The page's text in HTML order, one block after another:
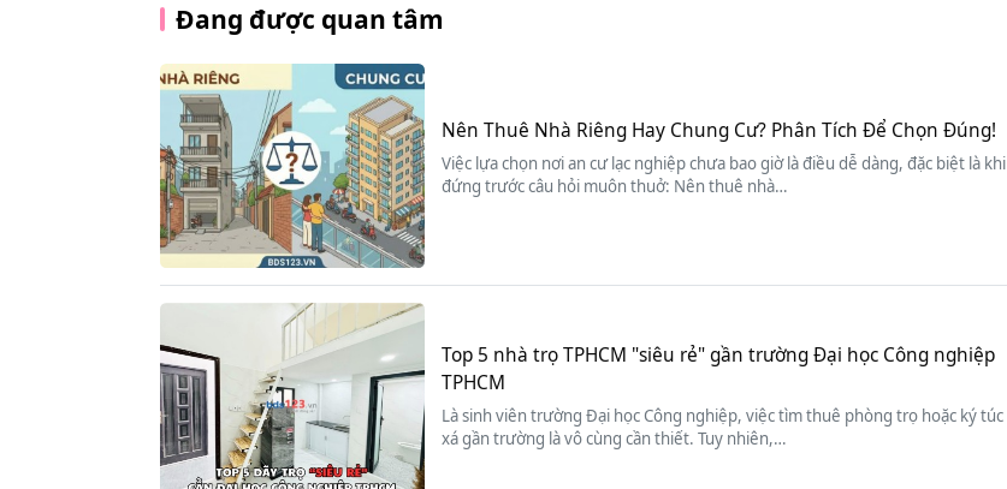
Đang được quan tâm
Nên Thuê Nhà Riêng Hay Chung Cư? Phân Tích Để Chọn Đúng!
Việc lựa chọn nơi an cư lạc nghiệp chưa bao giờ là điều dễ dàng, đặc biệt là khi
đứng trước câu hỏi muôn thuở: Nên thuê nhà…
Top 5 nhà trọ TPHCM "siêu rẻ" gần trường Đại học Công nghiệp
TPHCM
Là sinh viên trường Đại học Công nghiệp, việc tìm thuê phòng trọ hoặc ký túc
xá gần trường là vô cùng cần thiết. Tuy nhiên,…